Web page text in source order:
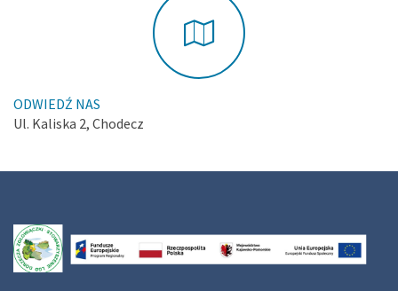
ODWIEDŹ NAS
Ul. Kaliska 2, Chodecz